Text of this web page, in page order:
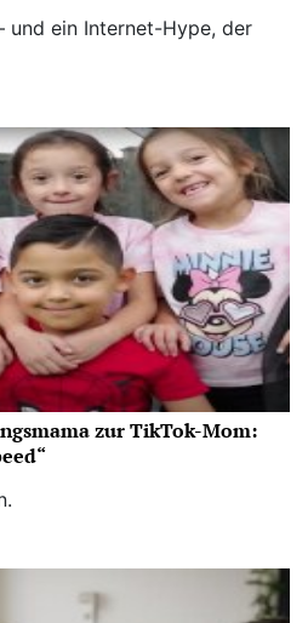
und ein Internet-Hype, der
zur TikTok-Mom: